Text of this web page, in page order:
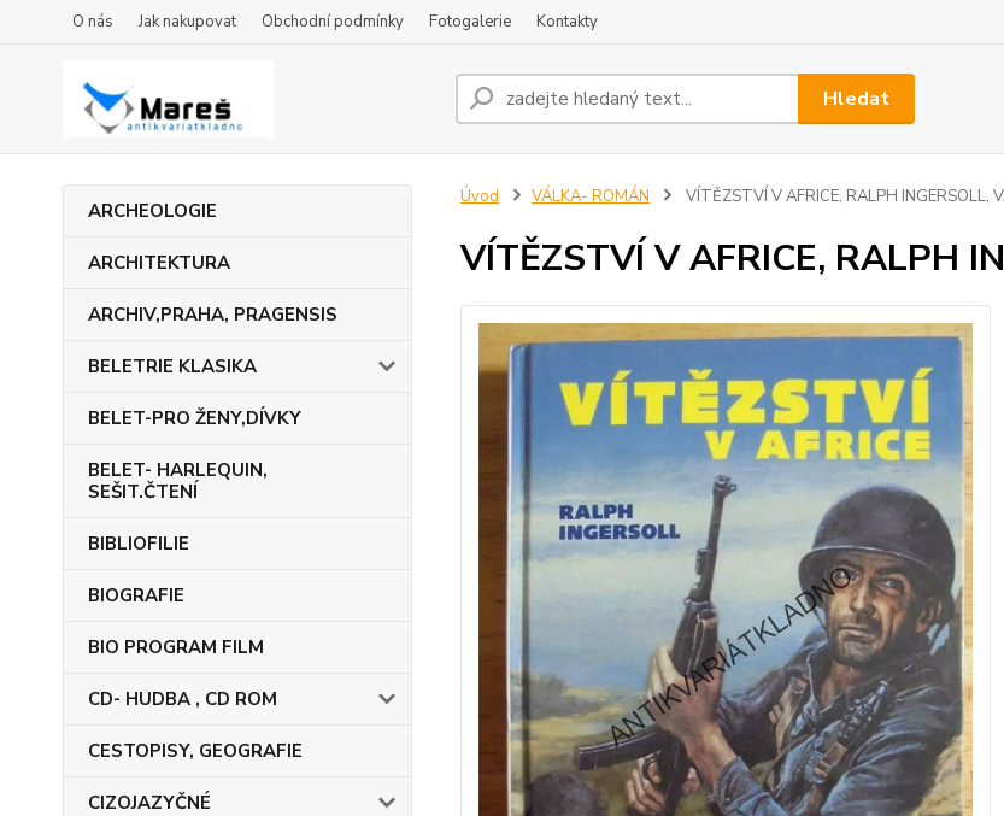
O nás Jak nakupovat Obchodní podmínky Fotogalerie Kontakty
Hledat
ARCHEOLOGIE
ARCHITEKTURA
ARCHIV,PRAHA, PRAGENSIS
BELETRIE KLASIKA
BELET-PRO ŽENY,DÍVKY
BELET- HARLEQUIN,
SEŠIT.ČTENÍ
BIBLIOFILIE
BIOGRAFIE
BIO PROGRAM FILM
CD- HUDBA , CD ROM
CESTOPISY, GEOGRAFIE
CIZOJAZYČNÉ
Úvod VÁLKA- ROMÁN VÍTĚZSTVÍ V AFRICE, RALPH INGERSOLL,
VÍTĚZSTVÍ V AFRICE, RALPH